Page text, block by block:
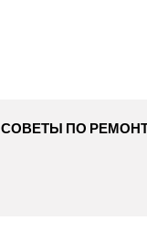
СОВЕТЫ ПО